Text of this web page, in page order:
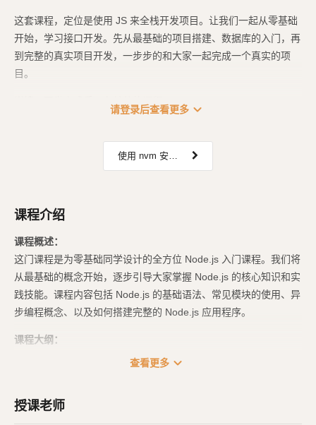
这套课程，定位是使用 JS 来全栈开发项目。让我们一起从零基础
开始，学习接口开发。先从最基础的项目搭建、数据库的入门，再
到完整的真实项目开发，一步步的和大家一起完成一个真实的项
目。
请登录后查看更多 expand_more
课程介绍
课程概述：
这门课程是为零基础同学设计的全方位 Node.js 入门课程。我们将
从最基础的概念开始，逐步引导大家掌握 Node.js 的核心知识和实
践技能。课程内容包括 Node.js 的基础语法、常见模块的使用、异
步编程概念、以及如何搭建完整的 Node.js 应用程序。
课程大纲：
Node.js 入门：学习如何设置 Node.js 环境，并探索 Node.js 的基础语
MySQL 及 SQL 语句入门：介绍 MySQL 数据库的基本概念，以及如何
查看更多 expand_more
授课老师